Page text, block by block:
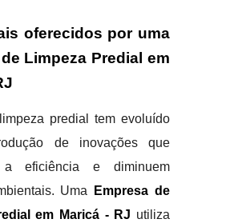
oferecidos por uma
Limpeza Predial em
predial tem evoluído
de inovações que
a eficiência e diminuem
Uma
Empresa de
em Maricá - RJ utiliza